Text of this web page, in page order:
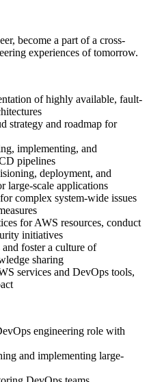
become a part of a cross-
experiences of tomorrow.
of highly available, fault-
strategy and roadmap for
implementing, and
pipelines
deployment, and
large-scale applications
complex system-wide issues
for AWS resources, conduct
initiatives
foster a culture of
sharing
services and DevOps tools,
engineering role with
and implementing large-